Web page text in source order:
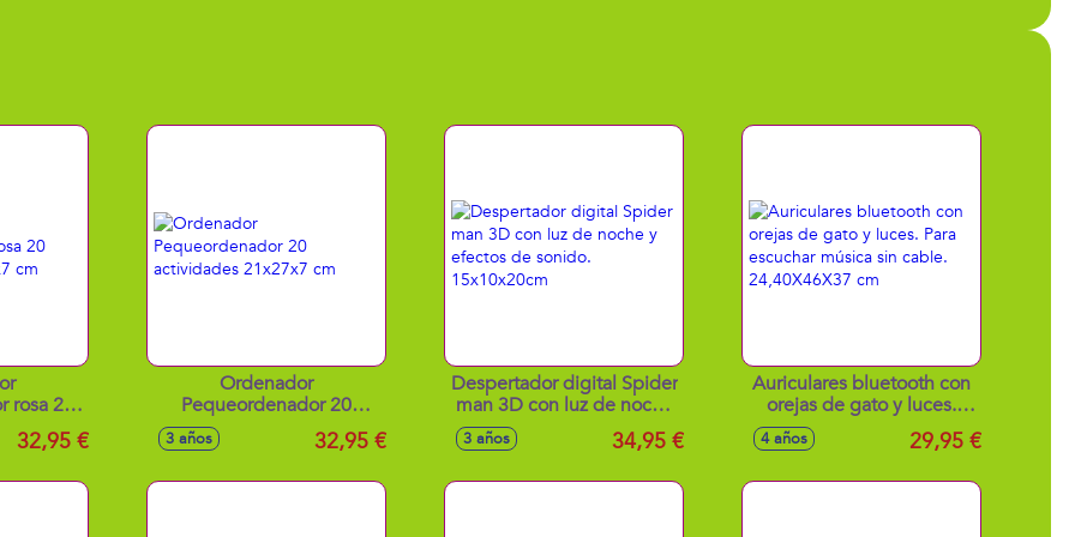
rosa 20
cm
32,95 €
Ordenador
Pequeordenador 20
actividades 21x27x7 cm
3 años 32,95 €
Despertador digital Spider
man 3D con luz de noche
y efectos de sonido.
15x10x20cm
3 años 34,95 €
Auriculares bluetooth con
orejas de gato y luces.
Para escuchar música sin
cable. 24,40X46X37 cm
4 años 29,95 €